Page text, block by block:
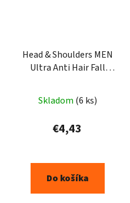
Head & Shoulders MEN
Ultra Anti Hair Fall
Skladom (6 ks)
€4,43
Do košíka